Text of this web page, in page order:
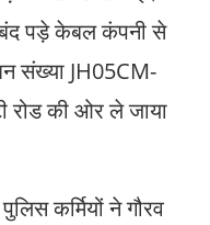
बंद पड़े केबल कंपनी से
संख्या JH05CM-
रोड की ओर ले जाया
कर्मियों ने गौरव